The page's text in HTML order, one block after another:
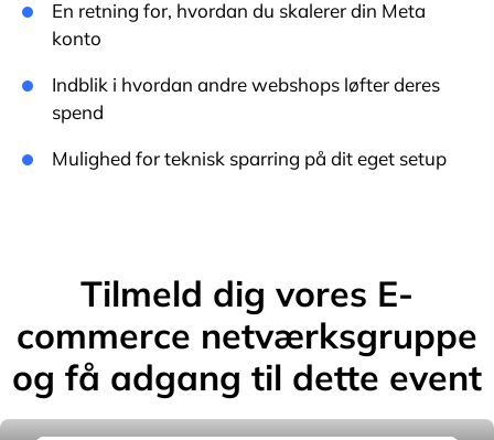
En retning for, hvordan du skalerer din Meta
konto
Indblik i hvordan andre webshops løfter deres
spend
Mulighed for teknisk sparring på dit eget setup
Tilmeld dig vores E-
commerce netværksgruppe
og få adgang til dette event